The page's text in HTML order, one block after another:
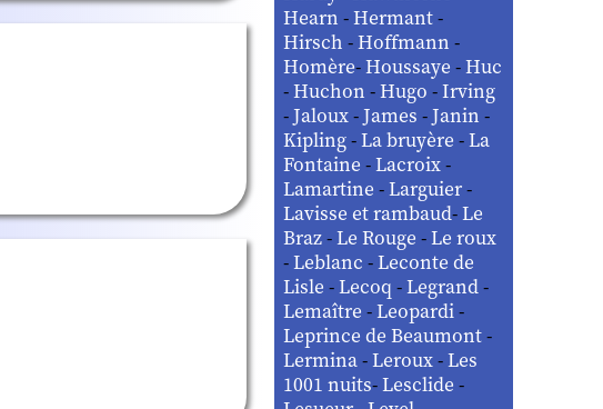
Hearn-Hermant-
Hirsch-Hoffmann-
Homère-Houssaye-Huc
-Huchon-Hugo-Irving
-Jaloux-James-Janin-
Kipling-La bruyère-La
Fontaine-Lacroix-
Lamartine-Larguier-
Lavisse et rambaud-Le
Braz-Le Rouge-Le roux
-Leblanc-Leconte de
Lisle-Lecoq-Legrand-
Lemaître-Leopardi-
Leprince de Beaumont-
Lermina-Leroux-Les
1001 nuits-Lesclide-